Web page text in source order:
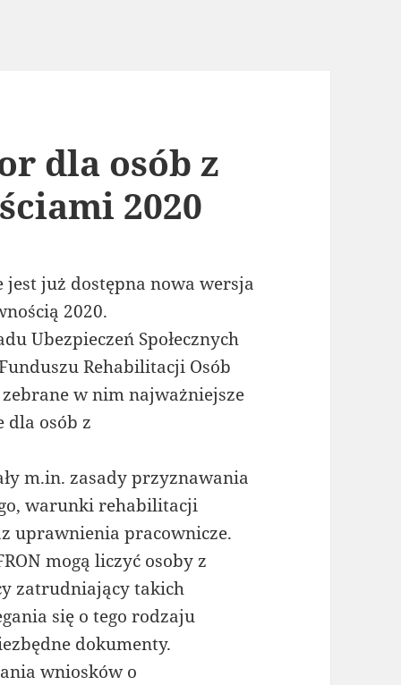
dla osób z
2020
jest już dostępna nowa wersja
2020.
Ubezpieczeń Społecznych
Rehabilitacji Osób
zebrane w nim najważniejsze
dla osób z
m.in. zasady przyznawania
warunki rehabilitacji
uprawnienia pracownicze.
mogą liczyć osoby z
zatrudniający takich
się o tego rodzaju
dokumenty.
wniosków o